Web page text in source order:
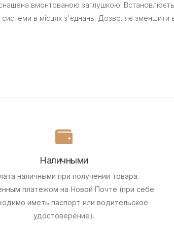
вмонтованою заглушкою.
в місцях з'єднань. Дозволяє зменшити
Наличными
наличными при получении товара.
платежом на Новой Почте (при себе
иметь паспорт или водительское
удостоверение).